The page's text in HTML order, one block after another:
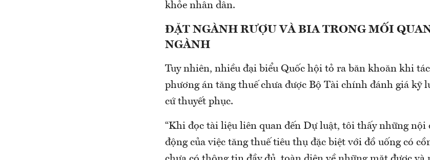
khỏe nhân dân.
ĐẶT NGÀNH RƯỢU VÀ BIA TRONG MỐI
NGÀNH
Tuy nhiên, nhiều đại biểu Quốc hội tỏ ra băn khoăn khi
phương án tăng thuế chưa được Bộ Tài chính đánh giá kỹ
cứ thuyết phục.
“Khi đọc tài liệu liên quan đến Dự luật, tôi thấy những nội
động của việc tăng thuế tiêu thụ đặc biệt với đồ uống có